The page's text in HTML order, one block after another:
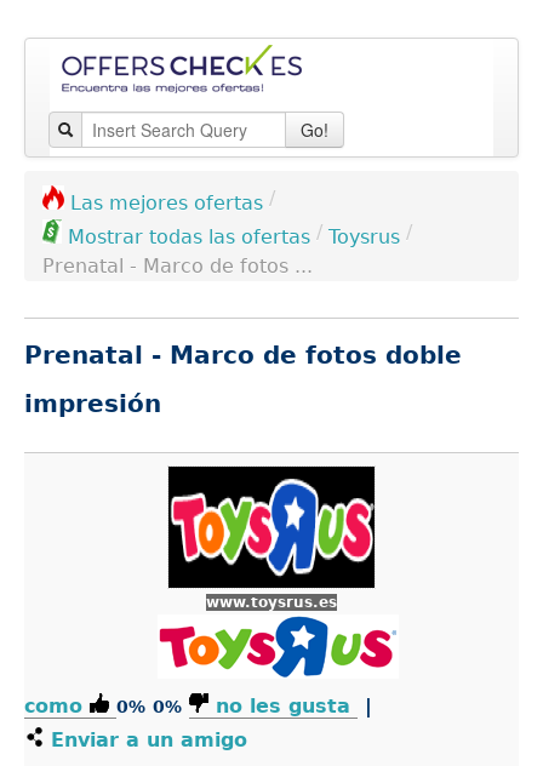
Go!
Las mejores ofertas /
Mostrar todas las ofertas / Toysrus /
Prenatal - Marco de fotos ...
Prenatal - Marco de fotos doble
impresión
www.toysrus.es
como 0% 0% no les gusta
|
Enviar a un amigo